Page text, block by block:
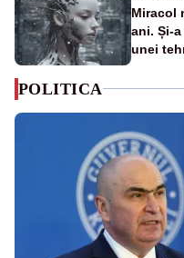
Miracol
ani. Și-
unei
POLITICA